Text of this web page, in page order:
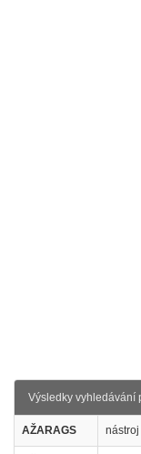
Výsledky vyhledávání
AŽARAGS